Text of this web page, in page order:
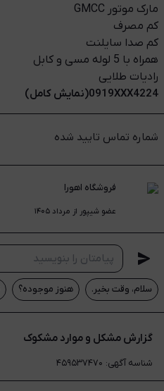
مارک موتور GMCC
کم مصرف
کم صدا سایلنت
همراه با 5 لوله مسی و کابل
رادیات طلایی
0919XXX4224(نمایش کامل)
شماره تماس تایید شده
فروشگاه اهورا
عضو شیپور از مرداد ۱۴۰۵
سلام، وقت بخیر. هنوز موجوده؟
گزارش مشکل و موارد مشکوک
شناسه آگهی: ۴۵۹۵۳۷۴۷۰